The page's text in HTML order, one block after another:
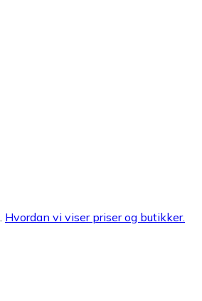
Hvordan vi viser priser og butikker.